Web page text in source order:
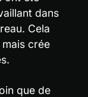
dans
Cela
crée
que de